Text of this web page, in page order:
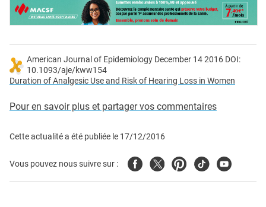
American Journal of Epidemiology December 14 2016 DOI:
10.1093/aje/kww154
Duration of Analgesic Use and Risk of Hearing Loss in Women
Pour en savoir plus et partager vos commentaires
Cette actualité a été publiée le 17/12/2016
Vous pouvez nous suivre sur : FacebookTwitterPinterest
TiktokYoutube